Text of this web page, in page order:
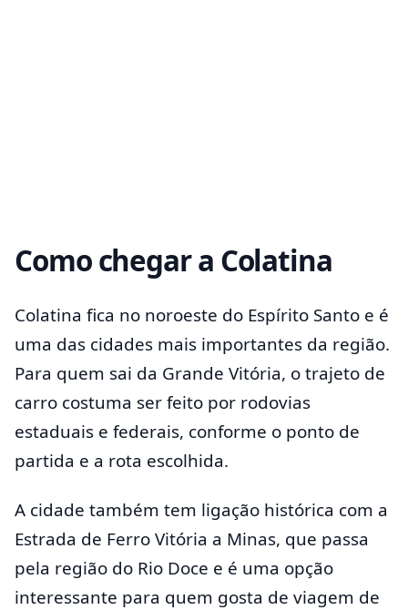
Como chegar a Colatina
Colatina fica no noroeste do Espírito Santo e é
uma das cidades mais importantes da região.
Para quem sai da Grande Vitória, o trajeto de
carro costuma ser feito por rodovias
estaduais e federais, conforme o ponto de
partida e a rota escolhida.
A cidade também tem ligação histórica com a
Estrada de Ferro Vitória a Minas, que passa
pela região do Rio Doce e é uma opção
interessante para quem gosta de viagem de